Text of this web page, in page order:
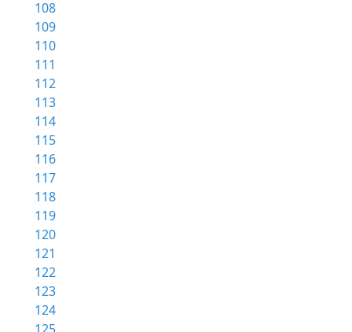
108
109
110
111
112
113
114
115
116
117
118
119
120
121
122
123
124